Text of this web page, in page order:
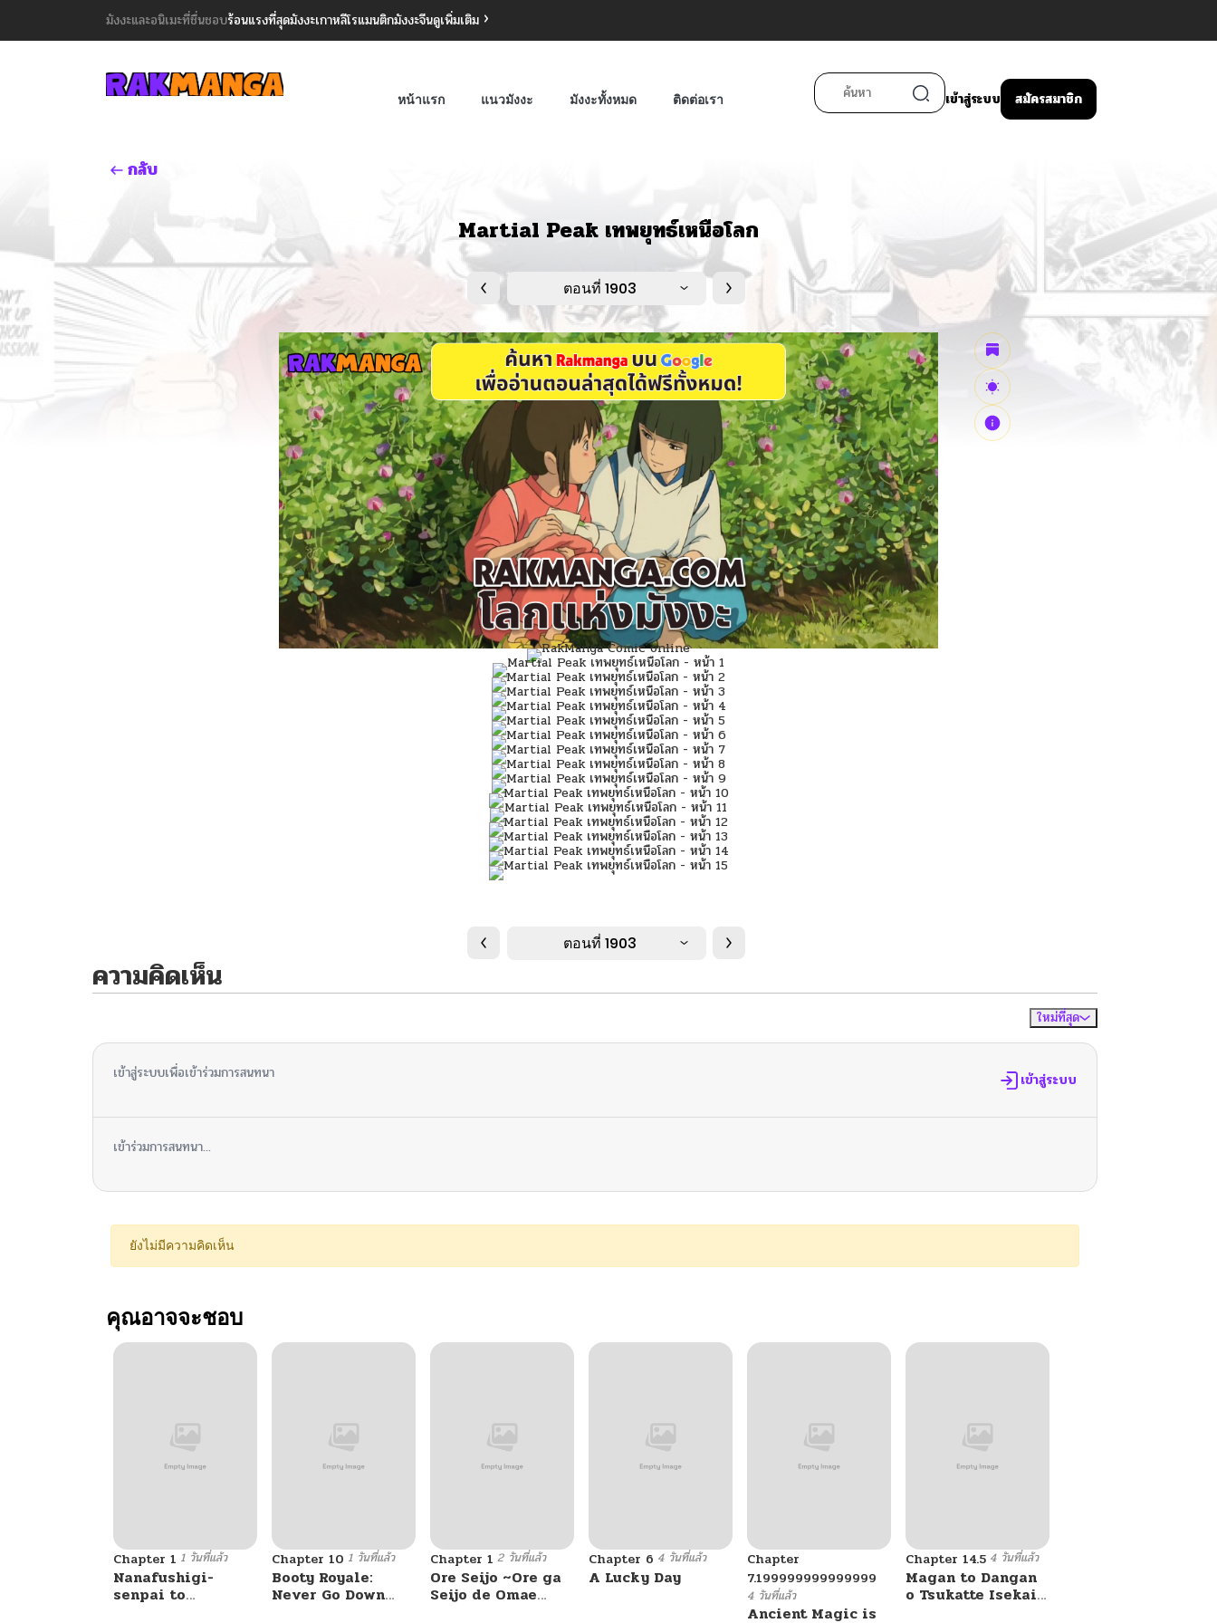
มังงะและอนิเมะที่ชื่นชอบร้อนแรงที่สุดมังงะเกาหลีโรแมนติกมังงะจีนดูเพิ่มเติม
หน้าแรก แนวมังงะ มังงะทั้งหมด ติดต่อเรา เข้าสู่ระบบ สมัครสมาชิก
กลับ
Martial Peak เทพยุทธ์เหนือโลก
ตอนที่ 1903
ตอนที่ 1903
ความคิดเห็น
ใหม่ที่สุด
เข้าสู่ระบบเพื่อเข้าร่วมการสนทนา เข้าสู่ระบบ
เข้าร่วมการสนทนา...
ยังไม่มีความคิดเห็น
คุณอาจจะชอบ
Chapter 1 1 วันที่แล้ว
Nanafushigi-
senpai to
Chapter 10 1 วันที่แล้ว
Booty Royale:
Never Go Down
Chapter 1 2 วันที่แล้ว
Ore Seijo ~Ore ga
Seijo de Omae
Chapter 6 4 วันที่แล้ว
A Lucky Day
Chapter
7.199999999999999
4 วันที่แล้ว
Ancient Magic is
Chapter 14.5 4 วันที่แล้ว
Magan to Dangan
o Tsukatte Isekai